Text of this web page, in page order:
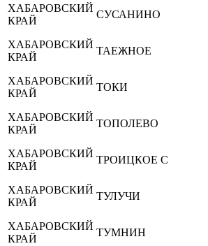
ХАБАРОВСКИЙ
КРАЙ
СУСАНИНО
ХАБАРОВСКИЙ
КРАЙ
ТАЕЖНОЕ
ХАБАРОВСКИЙ
КРАЙ
ТОКИ
ХАБАРОВСКИЙ
КРАЙ
ТОПОЛЕВО
ХАБАРОВСКИЙ
КРАЙ
ТРОИЦКОЕ С
ХАБАРОВСКИЙ
КРАЙ
ТУЛУЧИ
ХАБАРОВСКИЙ
КРАЙ
ТУМНИН